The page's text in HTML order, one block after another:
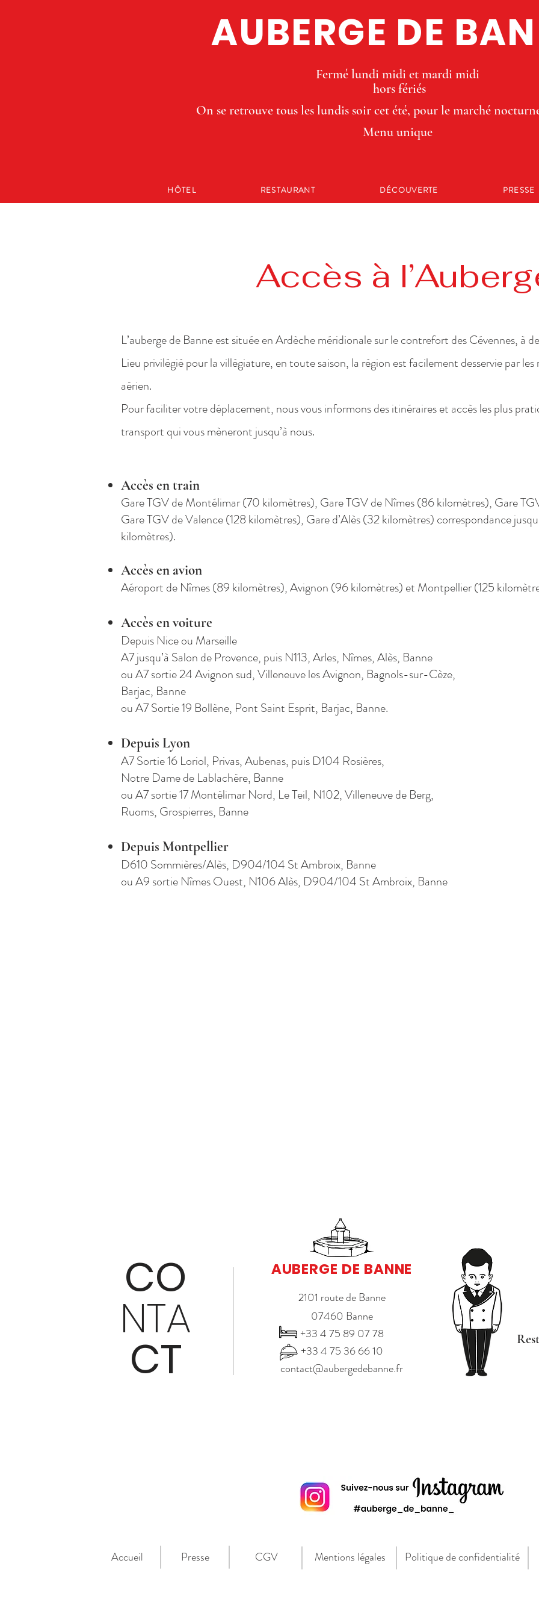
AUBERGE DE
Fermé lundi midi et mardi midi
hors fériés
On se retrouve tous les lundis soir cet été, pour le marché
Menu unique
HÔTEL RESTAURANT DÉCOUVERTE PRESSE
Accès à
L’auberge de Banne est située en Ardèche méridionale sur le contrefort des Cévennes, à
Lieu privilégié pour la villégiature, en toute saison, la région est facilement desservie par
aérien.
Pour faciliter votre déplacement, nous vous informons des itinéraires et accès les plus pra
transport qui vous mèneront jusqu’à nous.
Accès en train
Gare TGV de Montélimar (70 kilomètres), Gare TGV de Nîmes (86 kilomètres), Gare
Gare TGV de Valence (128 kilomètres), Gare d’Alès (32 kilomètres) correspondance
kilomètres).
Accès en avion
Aéroport de Nîmes (89 kilomètres), Avignon (96 kilomètres) et Montpellier (125
Accès en voiture
Depuis Nice ou Marseille
A7 jusqu’à Salon de Provence, puis N113, Arles, Nîmes, Alès, Banne
ou A7 sortie 24 Avignon sud, Villeneuve les Avignon, Bagnols-sur-Cèze,
Barjac, Banne
ou A7 Sortie 19 Bollène, Pont Saint Esprit, Barjac, Banne.
Depuis Lyon
A7 Sortie 16 Loriol, Privas, Aubenas, puis D104 Rosières,
Notre Dame de Lablachère, Banne
ou A7 sortie 17 Montélimar Nord, Le Teil, N102, Villeneuve de Berg,
Ruoms, Grospierres, Banne
Depuis Montpellier
D610 Sommières/Alès, D904/104 St Ambroix, Banne
ou A9 sortie Nîmes Ouest, N106 Alès, D904/104 St Ambroix, Banne
CO
NTA
CT
AUBERGE DE BANNE
2101 route de Banne
07460 Banne
+33 4 75 89 07 78
+33 4 75 36 66 10
contact@aubergedebanne.fr
Accueil Presse Mentions légales Politique de confidentialité
CGV